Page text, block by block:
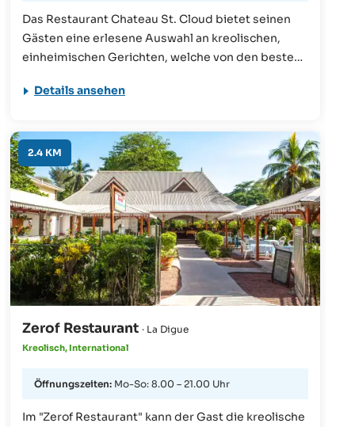
Das Restaurant Chateau St. Cloud bietet seinen
Gästen eine erlesene Auswahl an kreolischen,
einheimischen Gerichten, welche von den besten
Lage inmitten eines paradiesischen Gartens
einzigartig.
Details ansehen
2.4 KM
Zerof Restaurant · La Digue
Kreolisch, International
Öffnungszeiten: Mo-So: 8.00 – 21.00 Uhr
Im "Zerof Restaurant" kann der Gast die kreolische